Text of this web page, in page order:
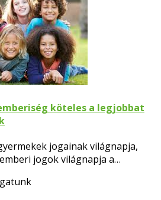
emberiség köteles a legjobbat
jogainak világnapja,
jogok világnapja a…